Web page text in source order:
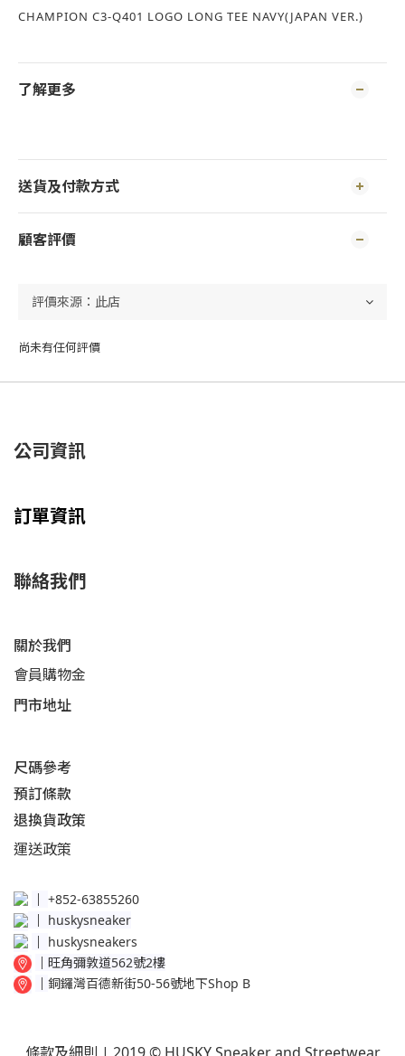
CHAMPION C3-Q401 LOGO LONG TEE NAVY(JAPAN VER.)
了解更多
送貨及付款方式
顧客評價
尚未有任何評價
公司資訊
訂單資訊
聯絡我們
關於我們
會員購物金
門市地址
尺碼參考
預訂條款
退換貨政策​
運送政策​
│ +852-63855260
huskysneaker
│ huskysneakers
│ 旺角彌敦道562號2樓
│ 銅鑼灣百德新街50-56號地下Shop B